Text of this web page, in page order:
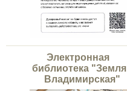
Электронная
библиотека "Земля
Владимирская"